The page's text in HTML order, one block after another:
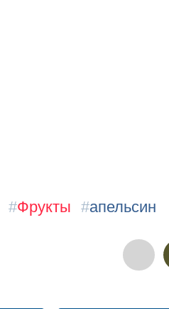
#Фрукты #апельсин